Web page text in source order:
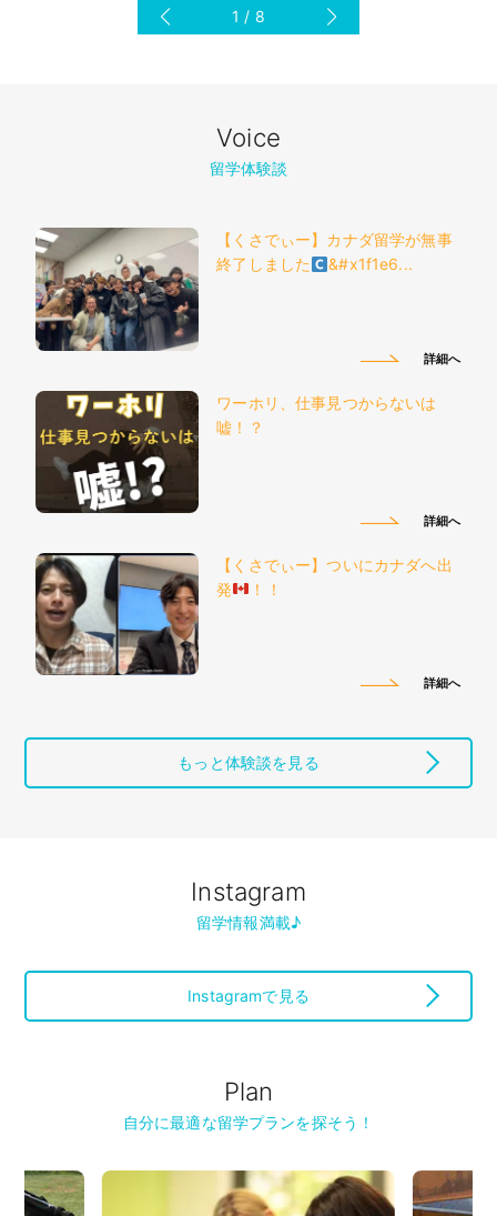
1 / 8
Voice
留学体験談
【くさでぃー】カナダ留学が無事
終了しました
&#x1f1e6...
詳細へ
ワーホリ、仕事見つからないは
嘘！？
詳細へ
【くさでぃー】ついにカナダへ出
発
！！
詳細へ
もっと体験談を見る
Instagram
留学情報満載♪
Instagramで見る
Plan
自分に最適な留学プランを探そう！